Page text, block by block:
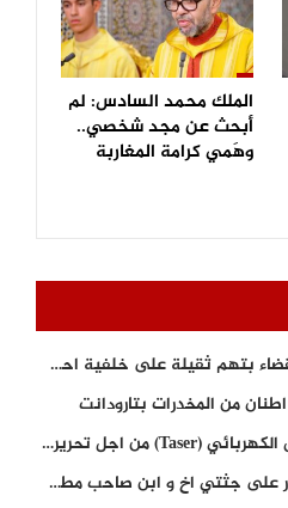
الملك محمد السادس: لم
أبحث عن مجد شخصي..
وهَمي كرامة المغاربة
احالة 25 شخص على القضاء بتهم ثقيلة على خلفية احداث المناطق الشمالية
استعمال مسدس الصعق الكهربائي (Taser) من اجل تحرير شابة محتجزة
استنفار امني بعد العثور على جثتي اخ و ابن صاحب مطعم اسماك مشهور بطنجة